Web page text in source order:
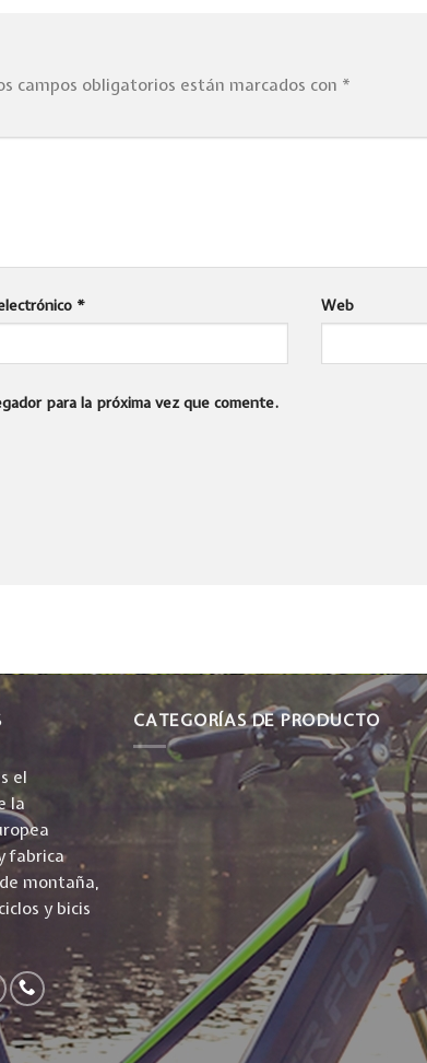
campos obligatorios están marcados con *
* Web
para la próxima vez que comente.
el
la
fabrica
montaña,
y bicis
CATEGORÍAS DE PRODUCTO